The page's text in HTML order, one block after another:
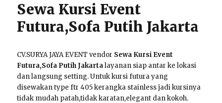
Sewa Kursi Event
Futura,Sofa Putih Jakarta
CV.SURYA JAYA EVENT vendor Sewa Kursi Event
Futura,Sofa Putih Jakartalayanan siap antar ke lokasi
dan langsung setting. Untuk kursi futura yang
disewakan type ftr 405 kerangka stainless jadi kursinya
tidak mudah patah,tidak karatan,elegant dan kokoh.